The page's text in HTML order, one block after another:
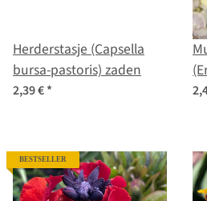
Herderstasje (Capsella
bursa-pastoris) zaden
2,39 €*
BESTSELLER